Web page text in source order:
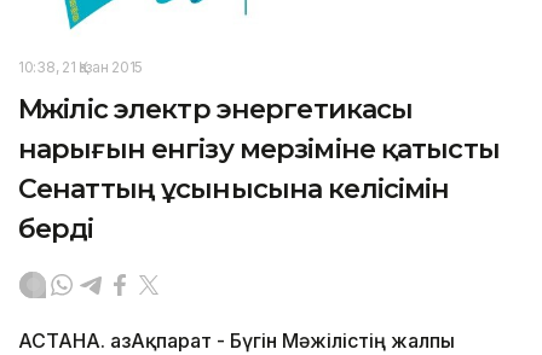
10:38, 21 Қазан 2015
Мәжіліс электр энергетикасы
нарығын енгізу мерзіміне қатысты
Сенаттың ұсынысына келісімін
берді
АСТАНА. ҚазАқпарат - Бүгін Мәжілістің жалпы